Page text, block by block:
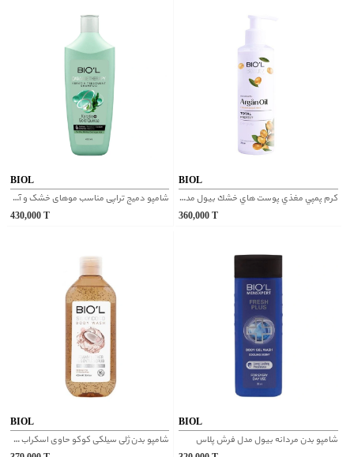
BIOL
شامپو دمیج تراپی مناسب موهای خشک و آسیب دیده فاقد سولفات بیول
430,000
BIOL
كرم پمپي مغذي پوست هاي خشك بیول مدل عصاره لاله عباسي
360,000
BIOL
شامپو بدن ژلی سیلکی کوکو حاوی اسکراب بیول
BIOL
شامپو بدن مردانه بیول مدل فرش پلاس